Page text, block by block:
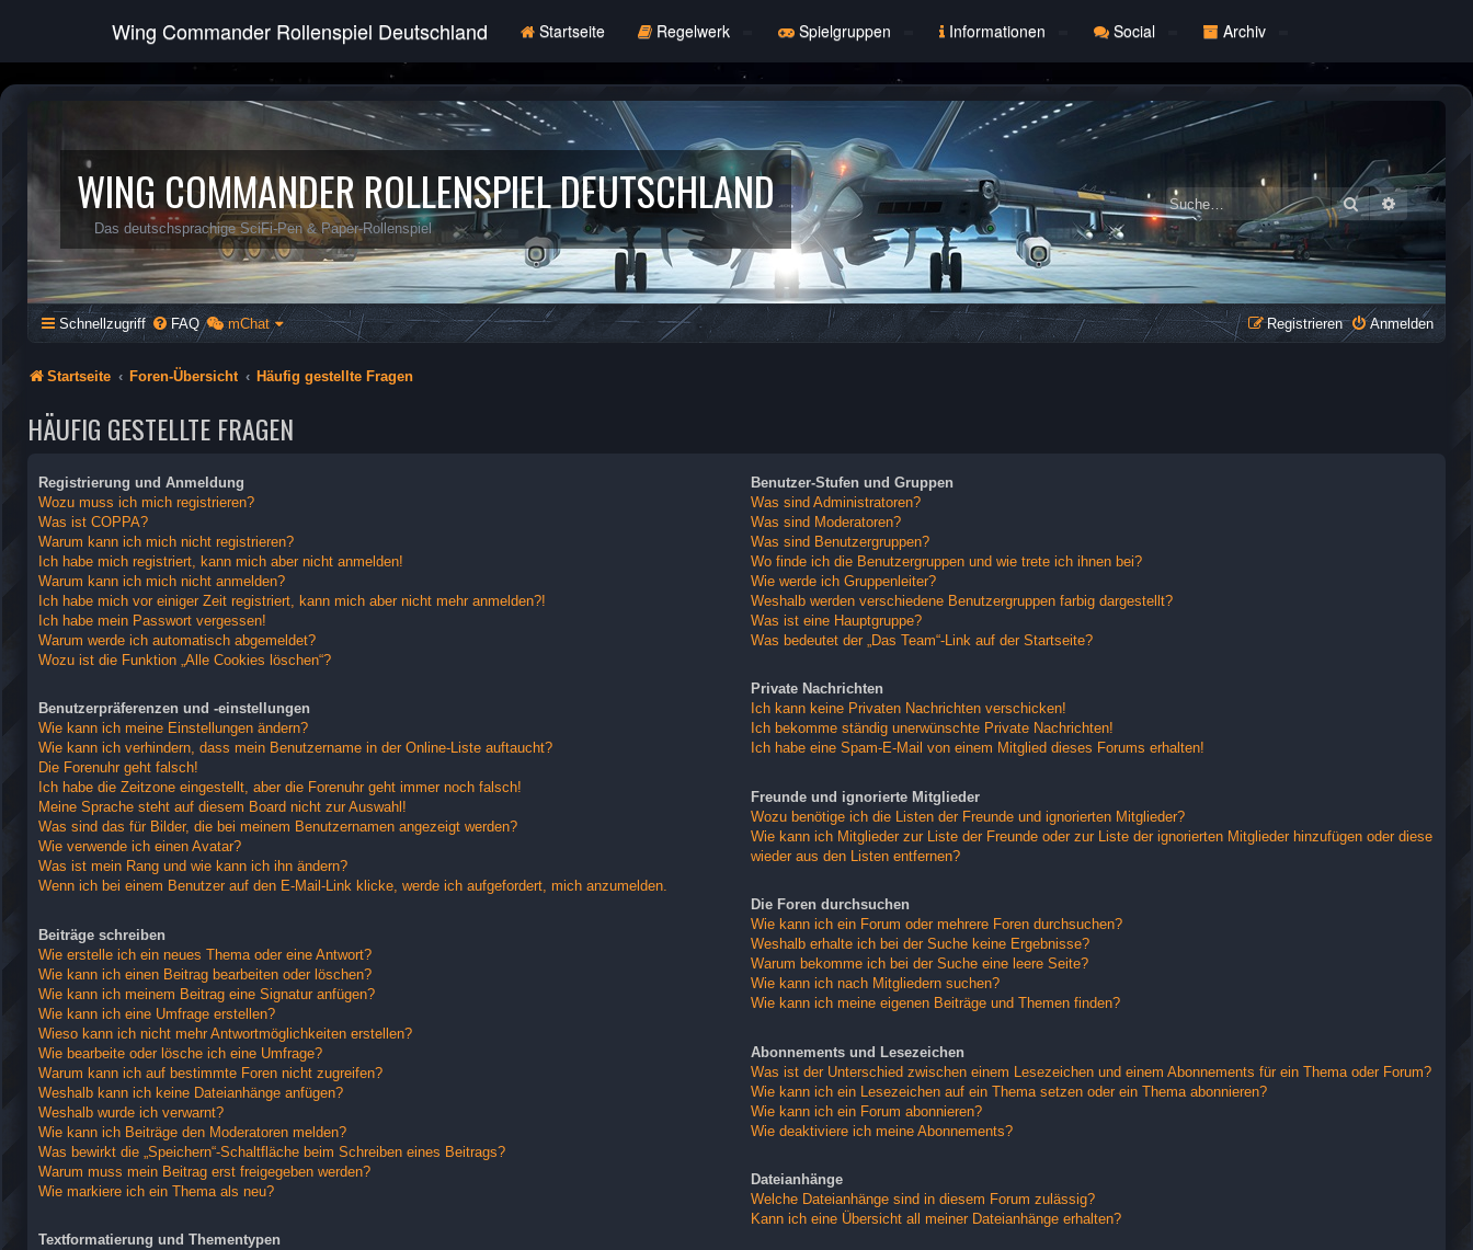
Wing Commander Rollenspiel Deutschland Startseite Regelwerk Spielgruppen Informationen Social Archiv
WING COMMANDER ROLLENSPIEL DEUTSCHLAND
Das deutschsprachige SciFi-Pen & Paper-Rollenspiel
Suche Erweiterte
Schnellzugriff FAQ mChat Anmelden
Registrieren
Startseite Foren-Übersicht Häufig gestellte Fragen
HÄUFIG GESTELLTE FRAGEN
Registrierung und Anmeldung
Wozu muss ich mich registrieren?
Was ist COPPA?
Warum kann ich mich nicht registrieren?
Ich habe mich registriert, kann mich aber nicht anmelden!
Warum kann ich mich nicht anmelden?
Ich habe mich vor einiger Zeit registriert, kann mich aber nicht mehr anmelden?!
Ich habe mein Passwort vergessen!
Warum werde ich automatisch abgemeldet?
Wozu ist die Funktion „Alle Cookies löschen“?
Benutzerpräferenzen und -einstellungen
Wie kann ich meine Einstellungen ändern?
Wie kann ich verhindern, dass mein Benutzername in der Online-Liste auftaucht?
Die Forenuhr geht falsch!
Ich habe die Zeitzone eingestellt, aber die Forenuhr geht immer noch falsch!
Meine Sprache steht auf diesem Board nicht zur Auswahl!
Was sind das für Bilder, die bei meinem Benutzernamen angezeigt werden?
Wie verwende ich einen Avatar?
Was ist mein Rang und wie kann ich ihn ändern?
Wenn ich bei einem Benutzer auf den E-Mail-Link klicke, werde ich aufgefordert, mich anzumelden.
Beiträge schreiben
Wie erstelle ich ein neues Thema oder eine Antwort?
Wie kann ich einen Beitrag bearbeiten oder löschen?
Wie kann ich meinem Beitrag eine Signatur anfügen?
Wie kann ich eine Umfrage erstellen?
Wieso kann ich nicht mehr Antwortmöglichkeiten erstellen?
Wie bearbeite oder lösche ich eine Umfrage?
Warum kann ich auf bestimmte Foren nicht zugreifen?
Weshalb kann ich keine Dateianhänge anfügen?
Weshalb wurde ich verwarnt?
Wie kann ich Beiträge den Moderatoren melden?
Was bewirkt die „Speichern“-Schaltfläche beim Schreiben eines Beitrags?
Warum muss mein Beitrag erst freigegeben werden?
Wie markiere ich ein Thema als neu?
Textformatierung und Thementypen
Benutzer-Stufen und Gruppen
Was sind Administratoren?
Was sind Moderatoren?
Was sind Benutzergruppen?
Wo finde ich die Benutzergruppen und wie trete ich ihnen bei?
Wie werde ich Gruppenleiter?
Weshalb werden verschiedene Benutzergruppen farbig dargestellt?
Was ist eine Hauptgruppe?
Was bedeutet der „Das Team“-Link auf der Startseite?
Private Nachrichten
Ich kann keine Privaten Nachrichten verschicken!
Ich bekomme ständig unerwünschte Private Nachrichten!
Ich habe eine Spam-E-Mail von einem Mitglied dieses Forums erhalten!
Freunde und ignorierte Mitglieder
Wozu benötige ich die Listen der Freunde und ignorierten Mitglieder?
Wie kann ich Mitglieder zur Liste der Freunde oder zur Liste der ignorierten Mitglieder hinzufügen oder diese
wieder aus den Listen entfernen?
Die Foren durchsuchen
Wie kann ich ein Forum oder mehrere Foren durchsuchen?
Weshalb erhalte ich bei der Suche keine Ergebnisse?
Warum bekomme ich bei der Suche eine leere Seite?
Wie kann ich nach Mitgliedern suchen?
Wie kann ich meine eigenen Beiträge und Themen finden?
Abonnements und Lesezeichen
Was ist der Unterschied zwischen einem Lesezeichen und einem Abonnements für ein Thema oder Forum?
Wie kann ich ein Lesezeichen auf ein Thema setzen oder ein Thema abonnieren?
Wie kann ich ein Forum abonnieren?
Wie deaktiviere ich meine Abonnements?
Dateianhänge
Welche Dateianhänge sind in diesem Forum zulässig?
Kann ich eine Übersicht all meiner Dateianhänge erhalten?